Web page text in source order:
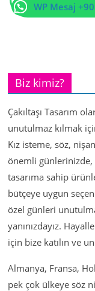
WP Mesaj
Biz kimiz?
Çakıltaşı Tasarım
unutulmaz kılmak
Kız isteme, söz,
önemli günlerinizde,
tasarıma sahip
bütçeye uygun
özel günleri
yanınızdayız.
için bize katılın ve
Almanya, Fransa,
pek çok ülkeye söz